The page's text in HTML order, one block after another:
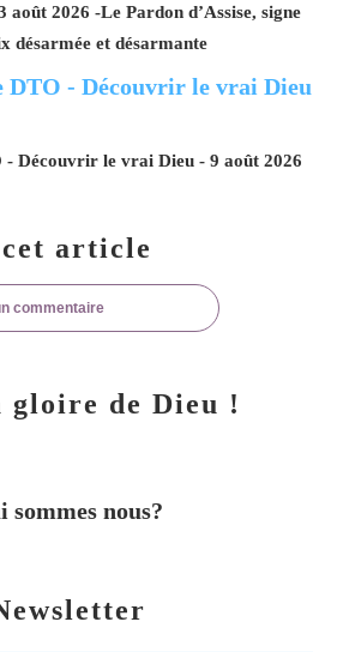
août 2026 -Le Pardon d’Assise, signe
désarmée et désarmante
- Découvrir le vrai Dieu - 9 août 2026
article
commentaire
gloire de Dieu !
sommes nous?